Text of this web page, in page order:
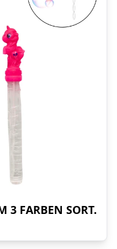
3 FARBEN SORT.